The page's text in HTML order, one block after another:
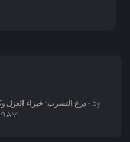
درع التسرب: خبراء العزل - by
AM